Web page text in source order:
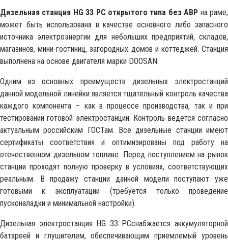
Дизельная станция HG 33 PC открытого типа без АВР на раме,
может быть использована в качестве основного либо запасного
источника электроэнергии для небольших предприятий, складов,
магазинов, мини-гостиниц, загородных домов и коттеджей. Станция
выполнена на основе двигателя марки DOOSAN.
Одним из основных преимуществ дизельных электростанций
данной модельной линейки является тщательный контроль качества
каждого компонента – как в процессе производства, так и при
тестировании готовой электростанции. Контроль ведется согласно
актуальным российским ГОСТам. Все дизельные станции имеют
сертификаты соответствия и оптимизированы под работу на
отечественном дизельном топливе. Перед поступлением на рынок
станции проходят полную проверку в условиях, соответствующих
реальным. В продажу станции данной модели поступают уже
готовыми к эксплуатации (требуется только проведение
пусконаладки и минимальной настройки).
Дизельная электростанция HG 33 PCснабжается аккумуляторной
батареей и глушителем, обеспечивающим приемлемый уровень